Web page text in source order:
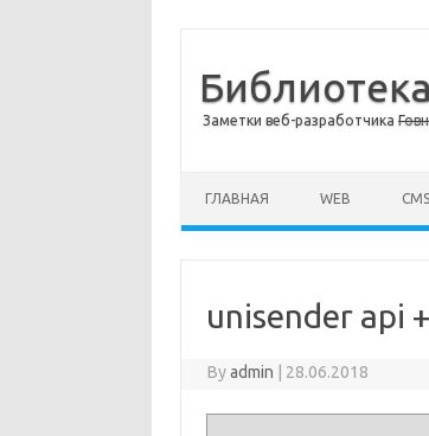
Заметки веб-разработчика
ГЛАВНАЯ WEB CMS
unisender api
Byadmin 28.06.2018